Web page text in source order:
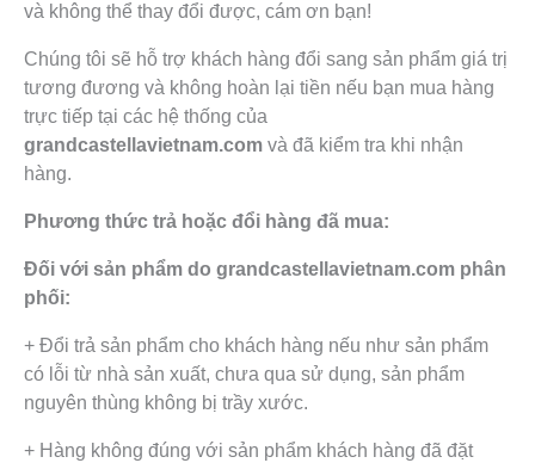
và không thể thay đổi được, cám ơn bạn!
Chúng tôi sẽ hỗ trợ khách hàng đổi sang sản phẩm giá trị
tương đương và không hoàn lại tiền nếu bạn mua hàng
trực tiếp tại các hệ thống của
grandcastellavietnam.com và đã kiểm tra khi nhận
hàng.
Phương thức trả hoặc đổi hàng đã mua:
Đối với sản phẩm do grandcastellavietnam.com phân
phối:
+ Đổi trả sản phẩm cho khách hàng nếu như sản phẩm
có lỗi từ nhà sản xuất, chưa qua sử dụng, sản phẩm
nguyên thùng không bị trầy xước.
+ Hàng không đúng với sản phẩm khách hàng đã đặt